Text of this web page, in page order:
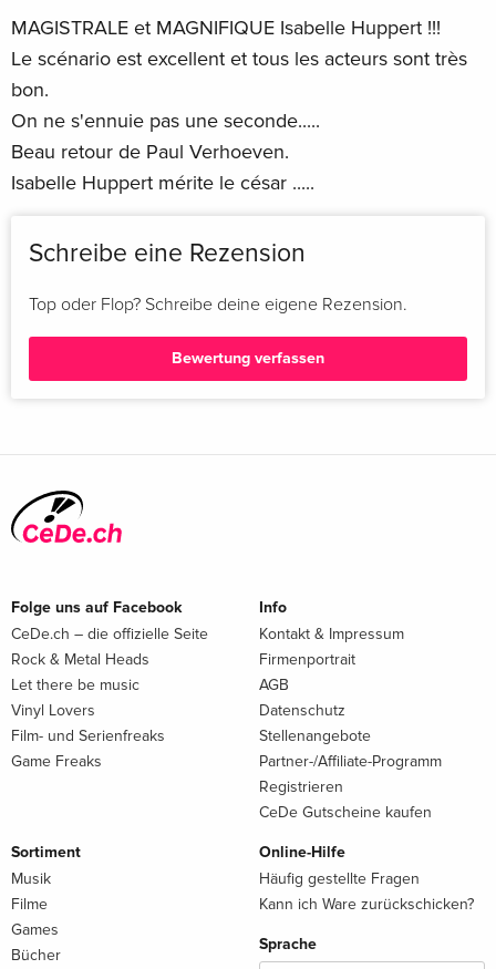
MAGISTRALE et MAGNIFIQUE Isabelle Huppert !!!
Le scénario est excellent et tous les acteurs sont très
bon.
On ne s'ennuie pas une seconde.....
Beau retour de Paul Verhoeven.
Isabelle Huppert mérite le césar .....
Schreibe eine Rezension
Top oder Flop? Schreibe deine eigene Rezension.
Bewertung verfassen
Folge uns auf Facebook
CeDe.ch – die offizielle Seite
Rock & Metal Heads
Let there be music
Vinyl Lovers
Film- und Serienfreaks
Game Freaks
Info
Kontakt & Impressum
Firmenportrait
AGB
Datenschutz
Stellenangebote
Partner-/Affiliate-Programm
Registrieren
CeDe Gutscheine kaufen
Sortiment
Musik
Filme
Games
Bücher
Online-Hilfe
Häufig gestellte Fragen
Kann ich Ware zurückschicken?
Sprache